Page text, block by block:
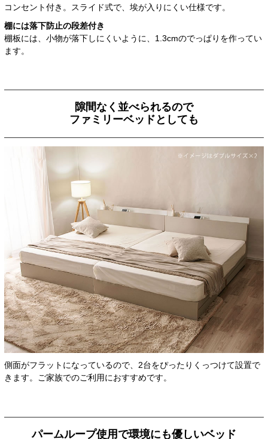
コンセント付き。スライド式で、埃が入りにくい仕様です。
棚には落下防止の段差付き
棚板には、小物が落下しにくいように、1.3cmのでっぱりを作ってい
ます。
隙間なく並べられるので
ファミリーベッドとしても
側面がフラットになっているので、2台をぴったりくっつけて設置で
きます。ご家族でのご利用におすすめです。
パームループ使用で環境にも優しいベッド